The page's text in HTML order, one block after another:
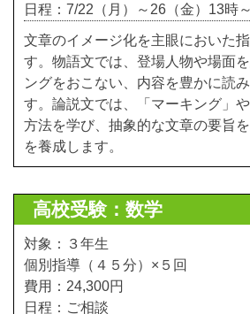
日程：7/22（月）～26（金）13時～
文章のイメージ化を主眼においた
す。物語文では、登場人物や場面
ングをおこない、内容を豊かに読
す。論説文では、「マーキング」
方法を学び、抽象的な文章の要旨
を養成します。
高校受験：数学
対象：３年生
個別指導（４５分）×５回
費用：24,300円
日程：ご相談